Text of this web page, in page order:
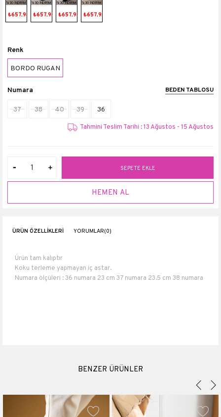
%30 İNDİRİM
₺657,93
%30 İNDİRİM
₺657,93
%30 İNDİRİM
₺657,93
%30 İNDİRİM
₺657,93
Renk
BORDO RUGAN
Numara BEDEN TABLOSU
37 38 40 39 36
Tahmini Teslim Tarihi : 13 Ağustos - 15 Ağustos
ÜRÜN ÖZELLIKLERI YORUMLAR(0)
Ürün tam kalıptır
Koku terleme yapmayan iç astar.
Numara ölçüleri : 36 numara 23 cm 37 numara 23.5 cm 38 numara
BENZER ÜRÜNLER